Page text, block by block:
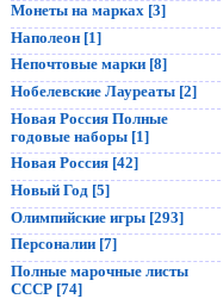
Монеты на марках [3]
Наполеон [1]
Непочтовые марки [8]
Нобелевские Лауреаты [2]
Новая Россия Полные
годовые наборы [1]
Новая Россия [42]
Новый Год [5]
Олимпийские игры [293]
Персоналии [7]
Полные марочные листы
СССР [74]